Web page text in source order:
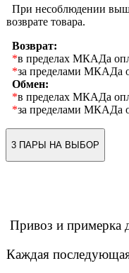
При несоблюдении
возврате товара.
Возврат:
*в пределах МКАДа
*за пределами МКАДа
Обмен:
*в пределах МКАДа
*за пределами МКАДа
3 ПАРЫ НА ВЫБОР
Привоз и
Каждая